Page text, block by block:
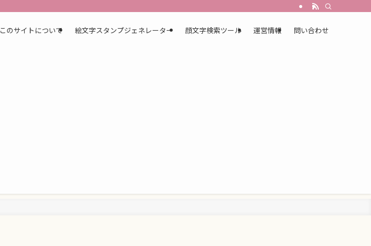
このサイトについて 絵文字スタンプジェネレーター 顔文字検索ツール 運営情報 問い合わせ